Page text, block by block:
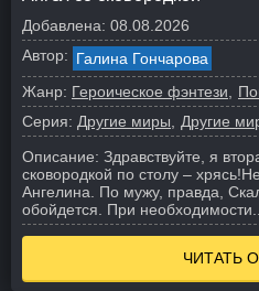
Добавлена: 08.08.2026
Автор: Галина Гончарова
Жанр: Героическое фэнтези
Серия: Другие миры
Другие
Описание: Здравствуйте, я
сковородкой по столу – хрясь!
Ангелина. По мужу, правда,
обойдется. При
ЧИТАТЬ